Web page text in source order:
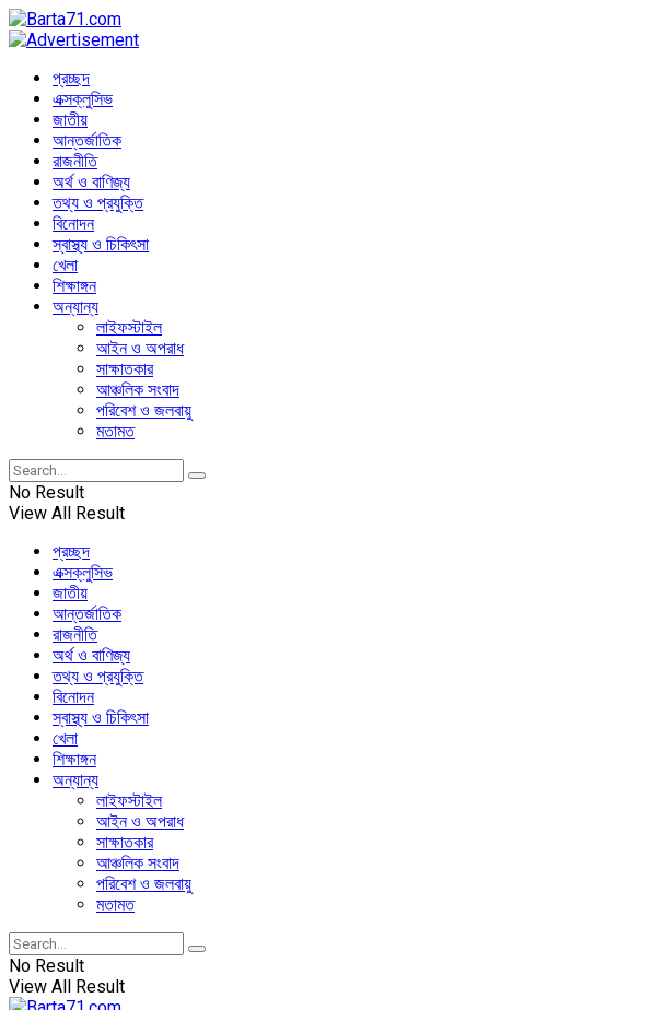
প্রচ্ছদ
এক্সক্লুসিভ
জাতীয়
আন্তর্জাতিক
রাজনীতি
অর্থ ও বাণিজ্য
তথ্য ও প্রযুক্তি
বিনোদন
স্বাস্থ্য ও চিকিৎসা
খেলা
শিক্ষাঙ্গন
অন্যান্য
লাইফস্টাইল
আইন ও অপরাধ
সাক্ষাতকার
আঞ্চলিক সংবাদ
পরিবেশ ও জলবায়ু
মতামত
No Result
View All Result
প্রচ্ছদ
এক্সক্লুসিভ
জাতীয়
আন্তর্জাতিক
রাজনীতি
অর্থ ও বাণিজ্য
তথ্য ও প্রযুক্তি
বিনোদন
স্বাস্থ্য ও চিকিৎসা
খেলা
শিক্ষাঙ্গন
অন্যান্য
লাইফস্টাইল
আইন ও অপরাধ
সাক্ষাতকার
আঞ্চলিক সংবাদ
পরিবেশ ও জলবায়ু
মতামত
No Result
View All Result